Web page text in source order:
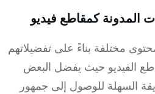
مختلفة بناءً على تفضيلاتهم
الفيديو حيث يفضل البعض
السهلة للوصول إلى جمهور